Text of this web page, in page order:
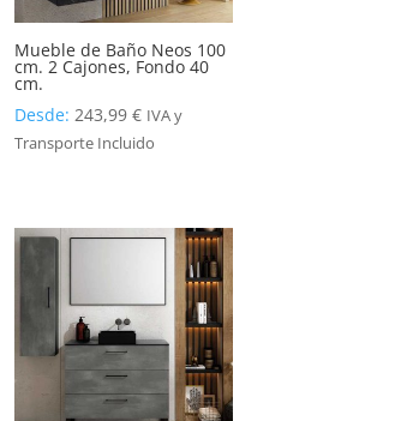
Mueble de Baño Neos 100
cm. 2 Cajones, Fondo 40
cm.
Desde: 243,99 € IVA y
Transporte Incluido